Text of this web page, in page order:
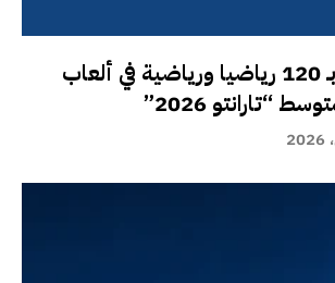
المغرب يشارك بـ 120 رياضيا ورياضية في ألعاب
“تارانتو 2026”